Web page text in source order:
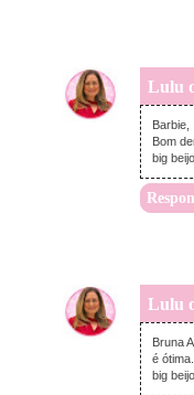
Lulu
Barbie,
Bom
big
Lulu
Bruna
é ótima.
big